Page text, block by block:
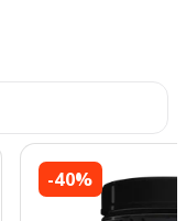
-40%